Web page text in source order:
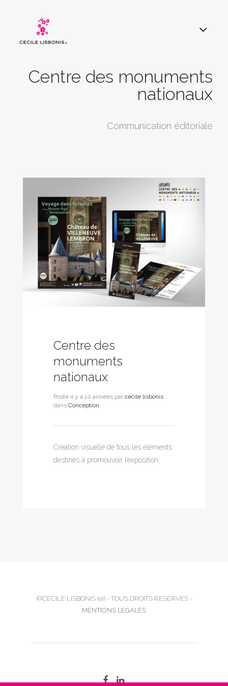
Centre des monuments
nationaux
Communication éditoriale
Centre des
monuments
nationaux
Posté il y a 10 années par cecile lisbonis
dans Conception
Création visuelle de tous les éléments
destinés à promouvoir l’exposition.
©CECILE LISBONIS (ei) - TOUS DROITS RESERVES -
MENTIONS LEGALES